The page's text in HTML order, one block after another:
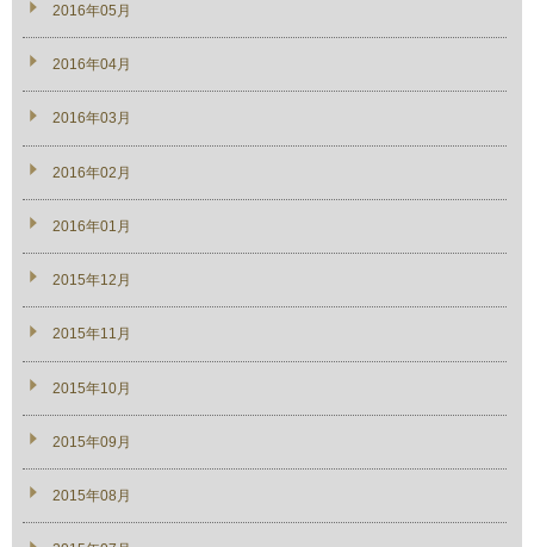
2016年05月
2016年04月
2016年03月
2016年02月
2016年01月
2015年12月
2015年11月
2015年10月
2015年09月
2015年08月